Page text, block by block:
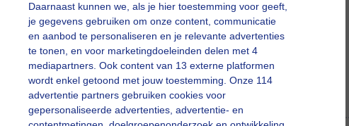
Daarnaast kunnen we, als je hier toestemming voor geeft,
je gegevens gebruiken om onze content, communicatie
en aanbod te personaliseren en je relevante advertenties
te tonen, en voor marketingdoeleinden delen met 4
mediapartners. Ook content van 13 externe platformen
wordt enkel getoond met jouw toestemming. Onze 114
advertentie partners gebruiken cookies voor
gepersonaliseerde advertenties, advertentie- en
slideshow
Een moment geduld aub...